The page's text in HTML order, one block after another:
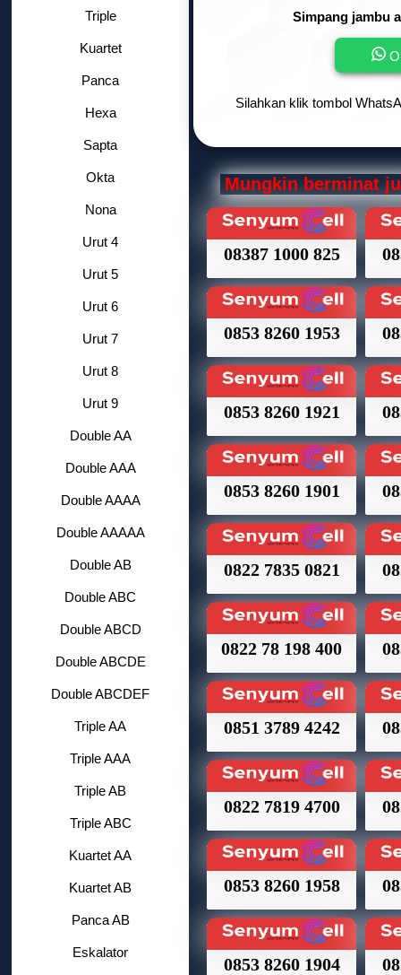
Triple
Kuartet
Panca
Hexa
Sapta
Okta
Nona
Urut 4
Urut 5
Urut 6
Urut 7
Urut 8
Urut 9
Double AA
Double AAA
Double AAAA
Double AAAAA
Double AB
Double ABC
Double ABCD
Double ABCDE
Double ABCDEF
Triple AA
Triple AAA
Triple AB
Triple ABC
Kuartet AA
Kuartet AB
Panca AB
Eskalator
Simpang jambu
Silahkan klik tombol
Mungkin berminat
08387 1000 825
0853 8260 1953
0853 8260 1921
0853 8260 1901
0822 7835 0821
0822 78 198 400
0851 3789 4242
0822 7819 4700
0853 8260 1958
0853 8260 1904